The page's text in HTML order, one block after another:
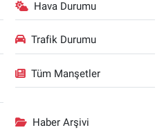
Hava Durumu
Trafik Durumu
Tüm Manşetler
Haber Arşivi